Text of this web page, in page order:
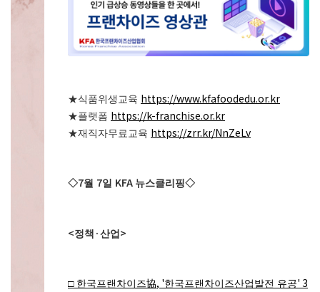
★식품위생교육 https://www.kfafoodedu.or.kr
★플랫폼 https://k-franchise.or.kr
★재직자무료교육 https://zrr.kr/NnZeLv
◇7월 7일 KFA 뉴스클리핑◇
<정책 · 산업 >
□ 한국프랜차이즈協, '한국프랜차이즈산업발전 유공' 3